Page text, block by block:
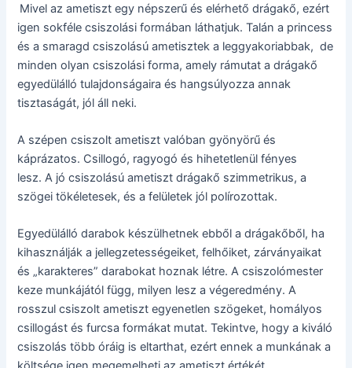
Mivel az ametiszt egy népszerű és elérhető drágakő, ezért
igen sokféle csiszolási formában láthatjuk. Talán a princess
és a smaragd csiszolású ametisztek a leggyakoriabbak, de
minden olyan csiszolási forma, amely rámutat a drágakő
egyedülálló tulajdonságaira és hangsúlyozza annak
tisztaságát, jól áll neki.
A szépen csiszolt ametiszt valóban gyönyörű és
káprázatos. Csillogó, ragyogó és hihetetlenül fényes
lesz. A jó csiszolású ametiszt drágakő szimmetrikus, a
szögei tökéletesek, és a felületek jól polírozottak.
Egyedülálló darabok készülhetnek ebből a drágakőből, ha
kihasználják a jellegzetességeiket, felhőiket, zárványaikat
és „karakteres” darabokat hoznak létre. A csiszolómester
keze munkájától függ, milyen lesz a végeredmény. A
rosszul csiszolt ametiszt egyenetlen szögeket, homályos
csillogást és furcsa formákat mutat. Tekintve, hogy a kiváló
csiszolás több óráig is eltarthat, ezért ennek a munkának a